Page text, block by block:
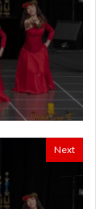
Next